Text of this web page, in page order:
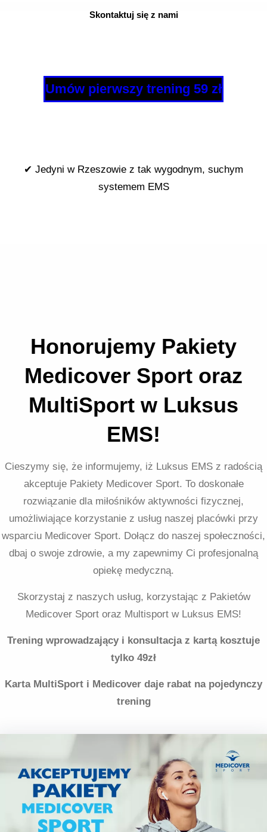
Skontaktuj się z nami
Umów pierwszy trening 59 zł
✔ Jedyni w Rzeszowie z tak wygodnym, suchym
systemem EMS
Honorujemy Pakiety
Medicover Sport oraz
MultiSport w Luksus
EMS!
Cieszymy się, że informujemy, iż Luksus EMS z radością
akceptuje Pakiety Medicover Sport. To doskonałe
rozwiązanie dla miłośników aktywności fizycznej,
umożliwiające korzystanie z usług naszej placówki przy
wsparciu Medicover Sport. Dołącz do naszej społeczności,
dbaj o swoje zdrowie, a my zapewnimy Ci profesjonalną
opiekę medyczną.
Skorzystaj z naszych usług, korzystając z Pakietów
Medicover Sport oraz Multisport w Luksus EMS!
Trening wprowadzający i konsultacja z kartą kosztuje
tylko 49zł
Karta MultiSport i Medicover daje rabat na pojedynczy
trening